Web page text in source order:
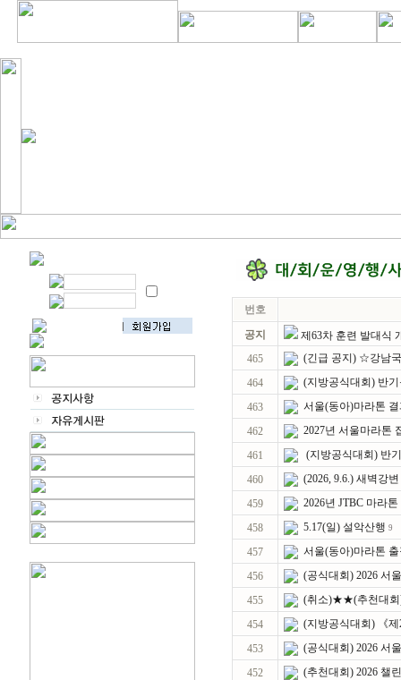
번호
공지
제63차 훈련 발대식
465
(긴급 공지) ☆강남
464
(지방공식대회) 반
463
서울(동아)마라톤
462
2027년 서울마라톤
461
(지방공식대회) 반
460
(2026, 9.6.) 새벽강
459
2026년 JTBC 마라
458
5.17(일) 설악산행 9
457
서울(동아)마라톤
456
(공식대회) 2026 서
455
(취소)★★(추천대회
454
(지방공식대회) 《
453
(공식대회) 2026 서
452
(추천대회) 2026 챌